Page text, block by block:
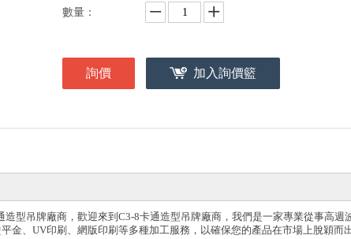
數量：
詢價 加入詢價籃
造型吊牌廠商，歡迎來到C3-8卡通造型吊牌廠商，我們是一家專業從事高週
金、UV印刷、網版印刷等多種加工服務，以確保您的產品在市場上脫穎而出